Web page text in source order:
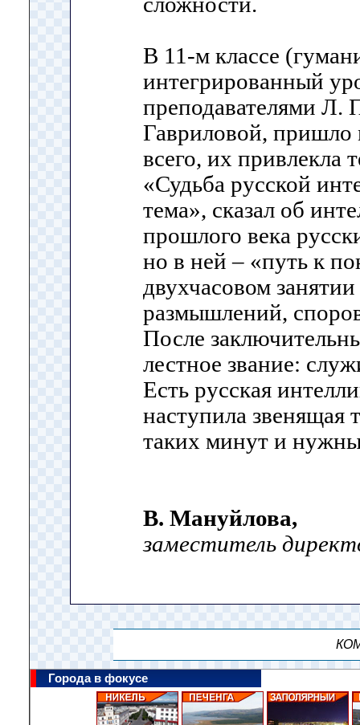
В 11-м классе
интегрированный
преподавателями Л.
Гавриловой, пришло
всего, их привлекла
«Судьба русской
тема», сказал об
прошлого века
но в ней – «путь к
двухчасовом
размышлений,
После
лестное звание:
Есть русская
наступила
таких минут и
В. Мануйлова,
заместитель
Города в фокусе